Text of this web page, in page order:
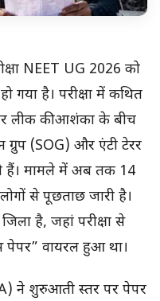
NEET UG 2026 को
गया है। परीक्षा में कथित
लीक की आशंका के बीच
(SOG) और एंटी टेरर
हैं। मामले में अब तक 14
से पूछताछ जारी है।
है, जहां परीक्षा से
पेपर” वायरल हुआ था।
ने शुरुआती स्तर पर पेपर